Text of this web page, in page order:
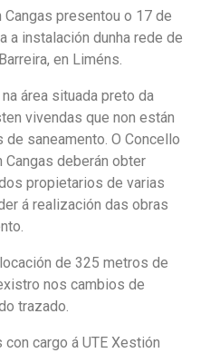
Cangas presentou o 17 de
a instalación dunha rede de
en Liméns.
área situada preto da
vivendas que non están
saneamento. O Concello
Cangas deberán obter
propietarios de varias
á realización das obras
de 325 metros de
nos cambios de
trazado.
cargo á UTE Xestión